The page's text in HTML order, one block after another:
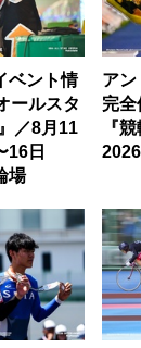
ベント情
ールスタ
／8月11
16日
場
ア
完全
『